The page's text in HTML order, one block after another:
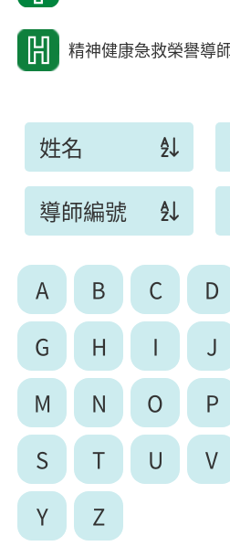
精神健康急救榮譽導
姓名
導師編號
A B C D
G
H I J
M
N O P
S
T U V
Y
Z